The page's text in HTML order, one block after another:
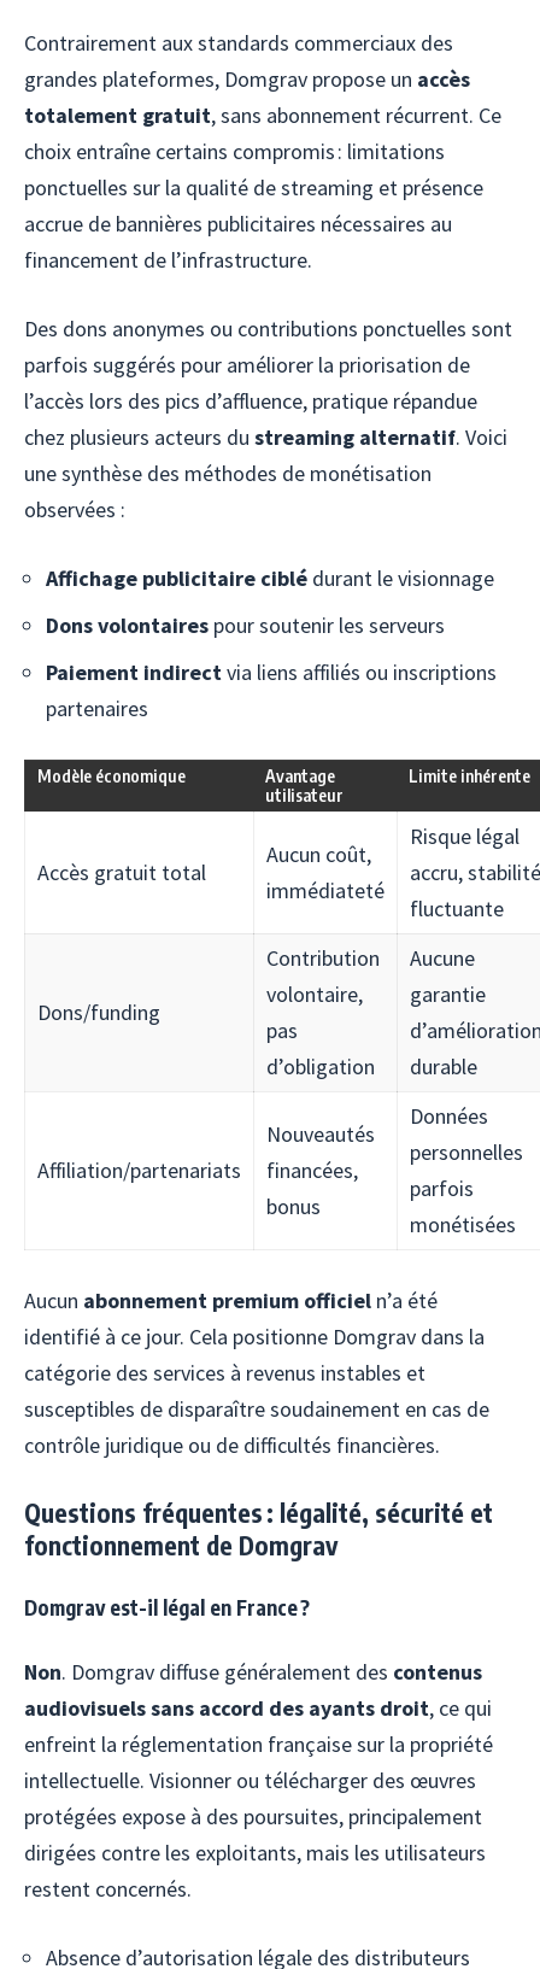
Contrairement aux standards commerciaux des
grandes plateformes, Domgrav propose un accès
totalement gratuit, sans abonnement récurrent. Ce
choix entraîne certains compromis : limitations
ponctuelles sur la qualité de streaming et présence
accrue de bannières publicitaires nécessaires au
financement de l’infrastructure.
Des dons anonymes ou contributions ponctuelles sont
parfois suggérés pour améliorer la priorisation de
l’accès lors des pics d’affluence, pratique répandue
chez plusieurs acteurs du streaming alternatif. Voici
une synthèse des méthodes de monétisation
observées :
Affichage publicitaire ciblé durant le visionnage
Dons volontaires pour soutenir les serveurs
Paiement indirectvia liens affiliés ou inscriptions
partenaires
Modèle économique
Avantage
utilisateur
Limite inhérente
Accès gratuit total
Aucun coût,
immédiateté
Risque légal
accru, stabilité
fluctuante
Dons/funding
Contribution
volontaire,
pas
d’obligation
Aucune
garantie
durable
Affiliation/partenariats
Nouveautés
financées,
bonus
Données
personnelles
parfois
monétisées
Aucun abonnement premium officiel n’a été
identifié à ce jour. Cela positionne Domgrav dans la
catégorie des services à revenus instables et
susceptibles de disparaître soudainement en cas de
contrôle juridique ou de difficultés financières.
Questions fréquentes : légalité, sécurité et
fonctionnement de Domgrav
Domgrav est-il légal en France ?
Non. Domgrav diffuse généralement des contenus
audiovisuels sans accord des ayants droit, ce qui
enfreint la réglementation française sur la propriété
intellectuelle. Visionner ou télécharger des œuvres
protégées expose à des poursuites, principalement
dirigées contre les exploitants, mais les utilisateurs
restent concernés.
Absence d’autorisation légale des distributeurs